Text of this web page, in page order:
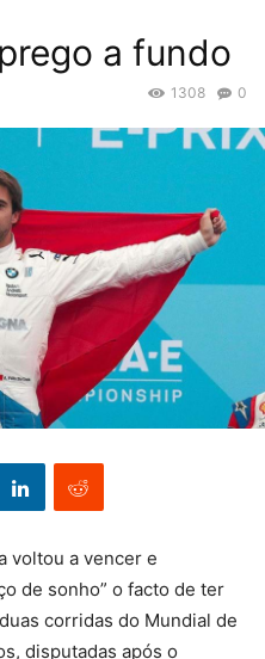
a fundo
0
1308
voltou a vencer e
de sonho” o facto de ter
corridas do Mundial de
disputadas após o